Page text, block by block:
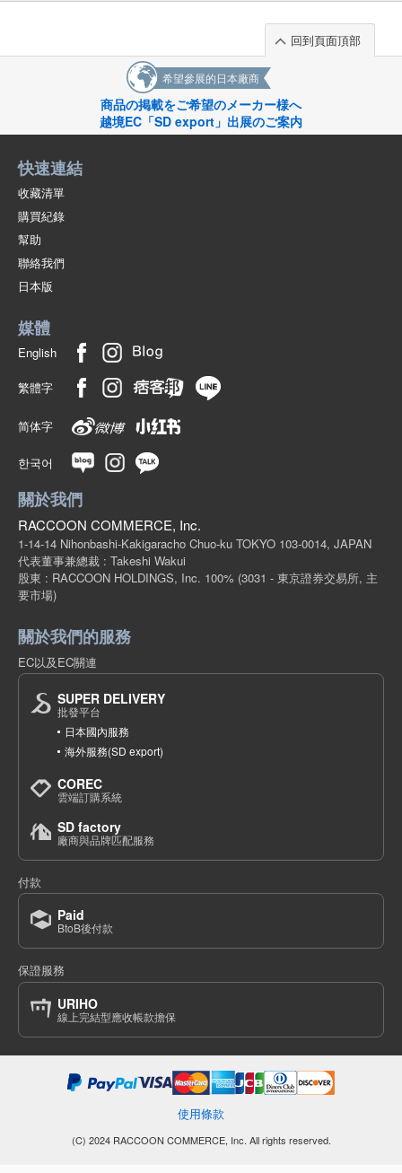
回到頁面頂部
希望參展的日本廠商
商品の掲載をご希望のメーカー様へ
越境EC「SD export」出展のご案内
快速連結
收藏清單
購買紀錄
幫助
聯絡我們
日本版
媒體
English
繁體字
简体字
한국어
關於我們
RACCOON COMMERCE, Inc.
1-14-14 Nihonbashi-Kakigaracho Chuo-ku TOKYO 103-0014, JAPAN
代表董事兼總裁 : Takeshi Wakui
股東 : RACCOON HOLDINGS, Inc. 100% (3031 - 東京證券交易所, 主
要市場)
關於我們的服務
EC以及EC關連
SUPER DELIVERY
批發平台
日本國內服務
海外服務(SD export)
COREC
雲端訂購系統
SD factory
廠商與品牌匹配服務
付款
Paid
BtoB後付款
保證服務
URIHO
線上完結型應收帳款擔保
使用條款
(C) 2024 RACCOON COMMERCE, Inc. All rights reserved.